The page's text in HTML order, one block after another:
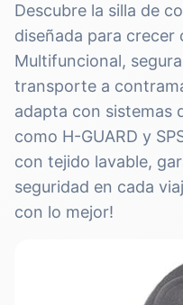
Descubre la silla de
diseñada para
Multifuncional,
transporte a
adapta con sistemas
como H-GUARD y
con tejido lavable,
seguridad en cada
con lo mejor!